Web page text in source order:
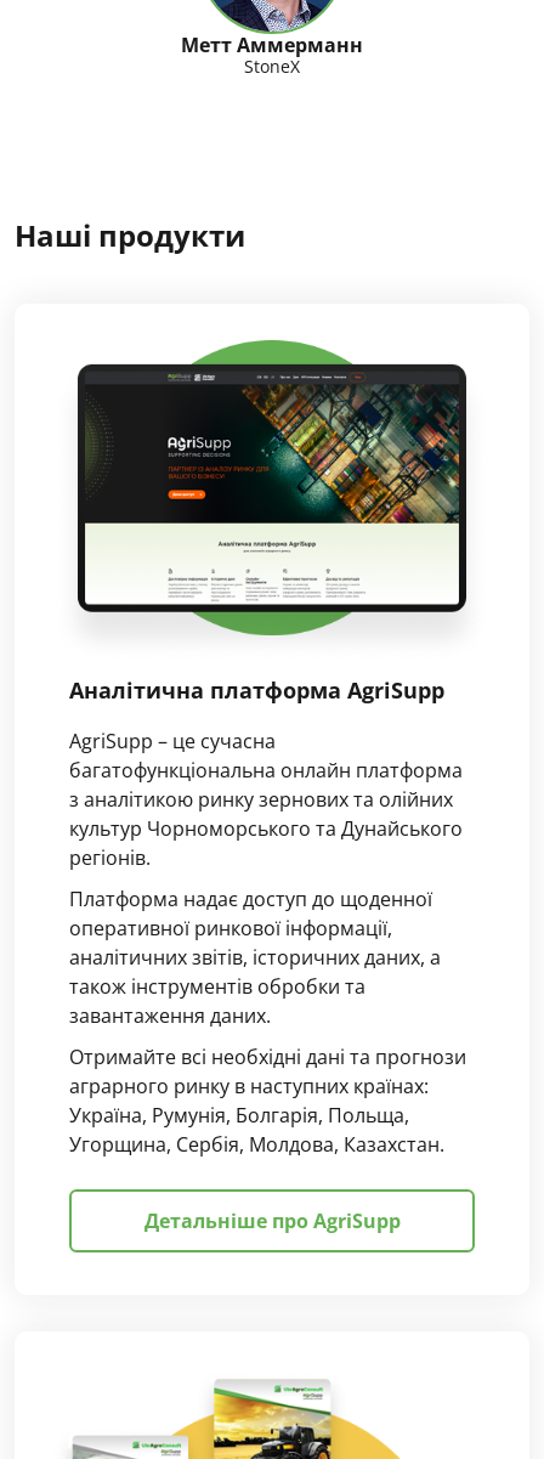
Метт Аммерманн
StoneX
Наші продукти
Аналітична платформа AgriSupp
AgriSupp – це сучасна
багатофункціональна онлайн платформа
з аналітикою ринку зернових та олійних
культур Чорноморського та Дунайського
регіонів.
Платформа надає доступ до щоденної
оперативної ринкової інформації,
аналітичних звітів, історичних даних, а
також інструментів обробки та
завантаження даних.
Отримайте всі необхідні дані та прогнози
аграрного ринку в наступних країнах:
Україна, Румунія, Болгарія, Польща,
Угорщина, Сербія, Молдова, Казахстан.
Детальніше про AgriSupp